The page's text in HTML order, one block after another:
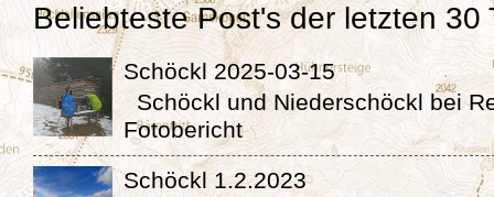
Beliebteste Post's der letzten 30
Schöckl 2025-03-15
Schöckl und Niederschöckl bei
Fotobericht
Schöckl 1.2.2023